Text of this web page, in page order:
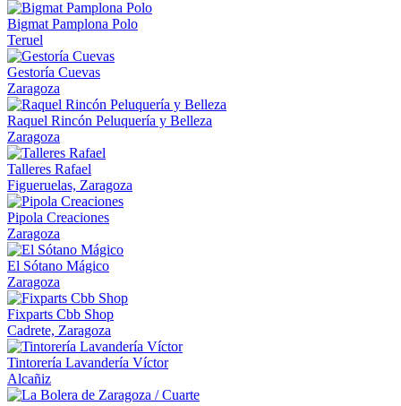
Bigmat Pamplona Polo
Teruel
Gestoría Cuevas
Zaragoza
Raquel Rincón Peluquería y Belleza
Zaragoza
Talleres Rafael
Figueruelas, Zaragoza
Pipola Creaciones
Zaragoza
El Sótano Mágico
Zaragoza
Fixparts Cbb Shop
Cadrete, Zaragoza
Tintorería Lavandería Víctor
Alcañiz